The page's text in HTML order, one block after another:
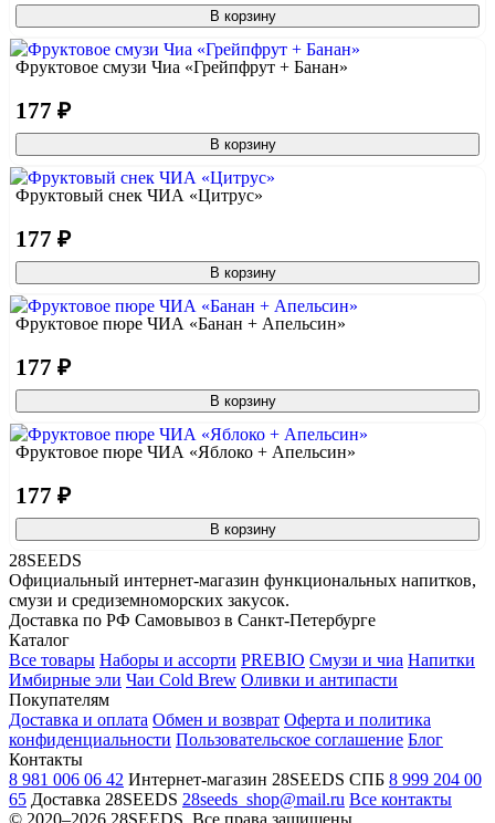
В корзину
Фруктовое смузи Чиа «Грейпфрут + Банан»
177 ₽
В корзину
Фруктовый снек ЧИА «Цитрус»
177 ₽
В корзину
Фруктовое пюре ЧИА «Банан + Апельсин»
177 ₽
В корзину
Фруктовое пюре ЧИА «Яблоко + Апельсин»
177 ₽
В корзину
28SEEDS
Официальный интернет-магазин функциональных напитков,
смузи и средиземноморских закусок.
Доставка по РФ Самовывоз в Санкт-Петербурге
Каталог
Все товары Наборы и ассорти PREBIO Смузи и чиа Напитки
Имбирные эли Чаи Cold Brew Оливки и антипасти
Покупателям
Доставка и оплата Обмен и возврат Оферта и политика
конфиденциальности Пользовательское соглашение Блог
Контакты
8 981 006 06 42 Интернет-магазин 28SEEDS СПБ 8 999 204 00
65 Доставка 28SEEDS 28seeds_shop@mail.ru Все контакты